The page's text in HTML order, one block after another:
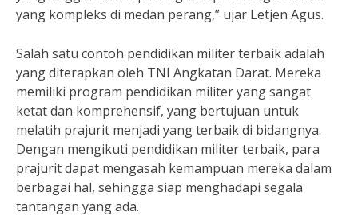
yang kompleks di medan perang,” ujar Letjen Agus.
Salah satu contoh pendidikan militer terbaik adalah
yang diterapkan oleh TNI Angkatan Darat. Mereka
memiliki program pendidikan militer yang sangat
ketat dan komprehensif, yang bertujuan untuk
melatih prajurit menjadi yang terbaik di bidangnya.
Dengan mengikuti pendidikan militer terbaik, para
prajurit dapat mengasah kemampuan mereka dalam
berbagai hal, sehingga siap menghadapi segala
tantangan yang ada.